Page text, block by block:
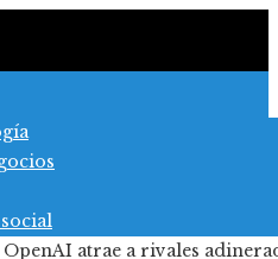
OpenAI atrae a rivales